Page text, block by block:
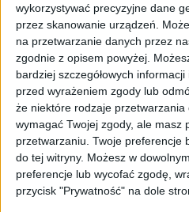
wykorzystywać precyzyjne dane
przez skanowanie urządzeń.
na przetwarzanie danych przez
zgodnie z opisem powyżej.
bardziej szczegółowych
przed wyrażeniem zgody lub
że niektóre rodzaje
wymagać Twojej zgody, ale masz
przetwarzaniu. Twoje preferencje
do tej witryny. Możesz w
preferencje lub wycofać zgodę,
przycisk "Prywatność" na dole
"The Office" to
czym polega jego
Maciej Łuczak 02.05.2023